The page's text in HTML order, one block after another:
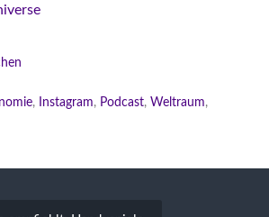
, Instagram, Podcast, Weltraum,